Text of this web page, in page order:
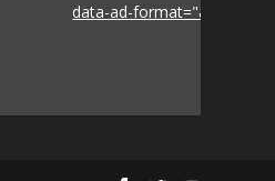
data-ad-format="auto">